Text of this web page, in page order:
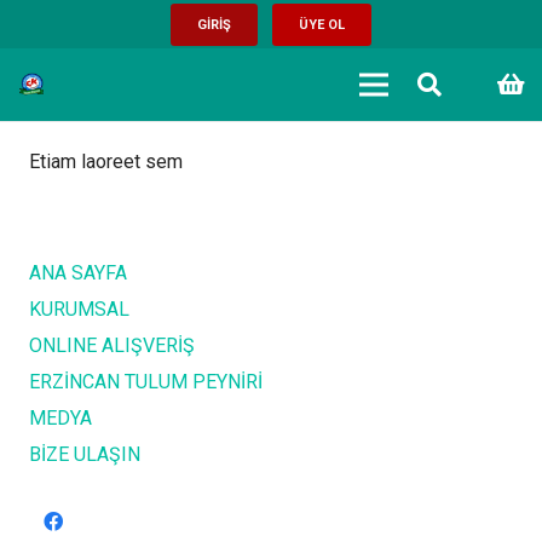
GİRİŞ ÜYE OL
Etiam laoreet sem
ANA SAYFA
KURUMSAL
ONLINE ALIŞVERİŞ
ERZİNCAN TULUM PEYNİRİ
MEDYA
BİZE ULAŞIN